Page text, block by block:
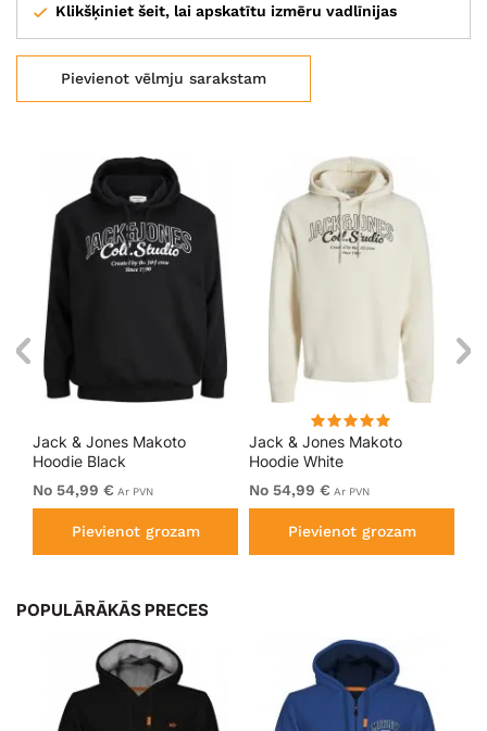
Klikšķiniet šeit, lai apskatītu izmēru vadlīnijas
Pievienot vēlmju sarakstam
Jack & Jones Makoto
Hoodie Black
No 54,99 € Ar PVN
Pievienot grozam
Jack & Jones Makoto
Hoodie White
No 54,99 € Ar PVN
Pievienot grozam
POPULĀRĀKĀS PRECES